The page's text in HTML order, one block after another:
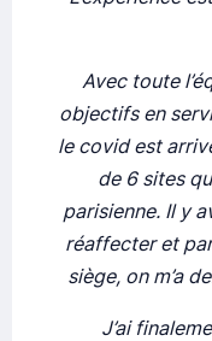
Avec toute
objectifs en
le covid est
de 6 sites
parisienne. Il y
réaffecter et
siège, on m’a
J’ai